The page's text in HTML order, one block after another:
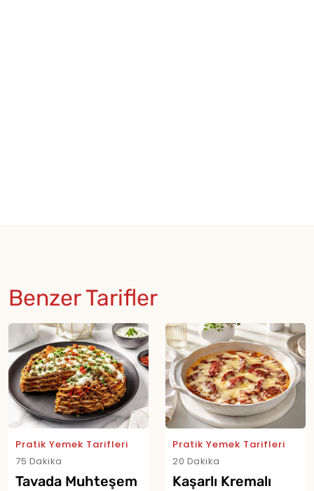
Benzer Tarifler
Pratik Yemek Tarifleri
75 Dakika
Tavada Muhteşem
Pratik Yemek Tarifleri
20 Dakika
Kaşarlı Kremalı